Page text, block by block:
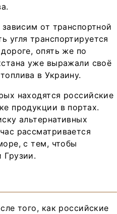
от транспортной
угля транспортируется
опять же по
уже выражали своё
в Украину.
находятся российские
продукции в портах.
альтернативных
рассматривается
с тем, чтобы
Грузии.
того, как российские